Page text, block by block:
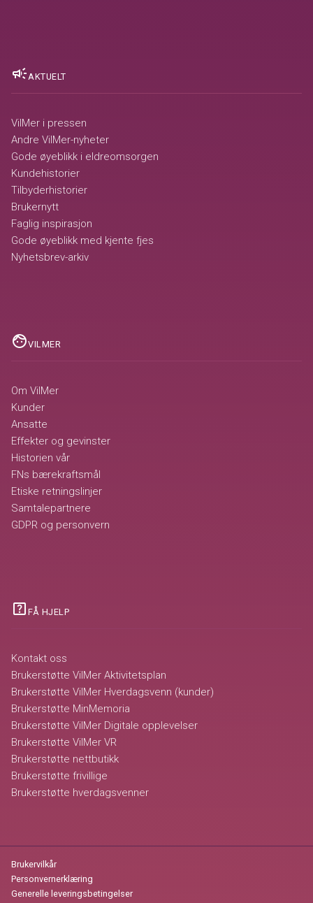
campaign AKTUELT
VilMer i pressen
Andre VilMer-nyheter
Gode øyeblikk i eldreomsorgen
Kundehistorier
Tilbyderhistorier
Brukernytt
Faglig inspirasjon
Gode øyeblikk med kjente fjes
Nyhetsbrev-arkiv
faceVILMER
Om VilMer
Kunder
Ansatte
Effekter og gevinster
Historien vår
FNs bærekraftsmål
Etiske retningslinjer
Samtalepartnere
GDPR og personvern
help_center FÅ HJELP
Kontakt oss
Brukerstøtte VilMer Aktivitetsplan
Brukerstøtte VilMer Hverdagsvenn (kunder)
Brukerstøtte MinMemoria
Brukerstøtte VilMer Digitale opplevelser
Brukerstøtte VilMer VR
Brukerstøtte nettbutikk
Brukerstøtte frivillige
Brukerstøtte hverdagsvenner
Brukervilkår
Personvernerklæring
Generelle leveringsbetingelser